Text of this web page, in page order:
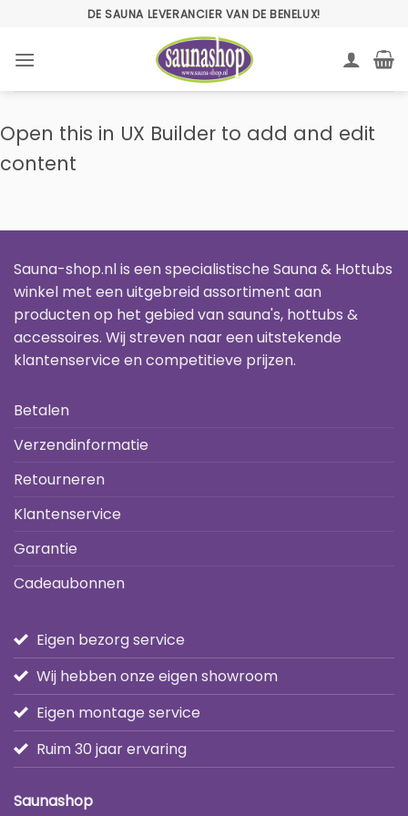
inhoud
DE SAUNA LEVERANCIER VAN DE BENELUX!
Open this in UX Builder to add and edit
content
Sauna-shop.nl is een specialistische Sauna & Hottubs
winkel met een uitgebreid assortiment aan
producten op het gebied van sauna's, hottubs &
accessoires. Wij streven naar een uitstekende
klantenservice en competitieve prijzen.
Betalen
Verzendinformatie
Retourneren
Klantenservice
Garantie
Cadeaubonnen
Eigen bezorg service
Wij hebben onze eigen showroom
Eigen montage service
Ruim 30 jaar ervaring
Saunashop